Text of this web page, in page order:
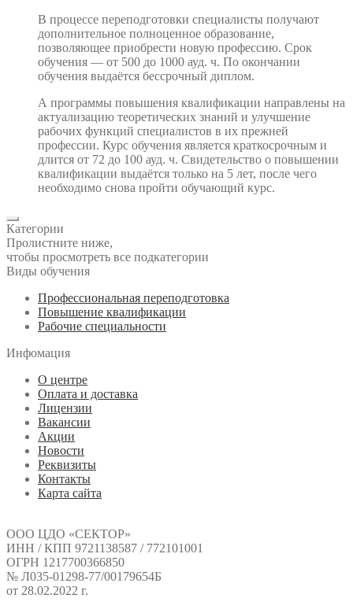
В процессе переподготовки специалисты получают
дополнительное полноценное образование,
позволяющее приобрести новую профессию. Срок
обучения — от 500 до 1000 ауд. ч. По окончании
обучения выдаётся бессрочный диплом.
А программы повышения квалификации направлены на
актуализацию теоретических знаний и улучшение
рабочих функций специалистов в их прежней
профессии. Курс обучения является краткосрочным и
длится от 72 до 100 ауд. ч. Свидетельство о повышении
квалификации выдаётся только на 5 лет, после чего
необходимо снова пройти обучающий курс.
Категории
Пролистните ниже,
чтобы просмотреть все подкатегории
Виды обучения
Профессиональная переподготовка
Повышение квалификации
Рабочие специальности
Инфомация
О центре
Оплата и доставка
Лицензии
Вакансии
Акции
Новости
Реквизиты
Контакты
Карта сайта
ООО ЦДО «СЕКТОР»
ИНН / КПП 9721138587 / 772101001
ОГРН 1217700366850
№ Л035-01298-77/00179654Б
от 28.02.2022 г.